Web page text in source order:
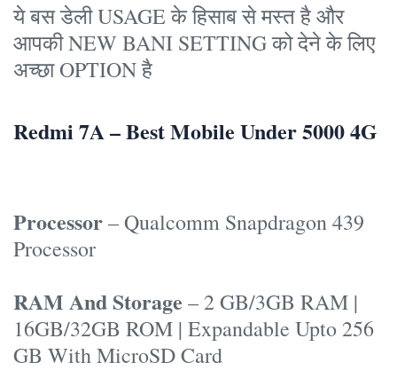
ये बस डेली USAGE के हिसाब से मस्त है और
आपकी NEW BANI SETTING को देने के लिए
अच्छा OPTION है
Redmi 7A – Best Mobile Under 5000 4G
Processor– Qualcomm Snapdragon 439
Processor
RAM And Storage – 2 GB/3GB RAM |
16GB/32GB ROM | Expandable Upto 256
GB With MicroSD Card